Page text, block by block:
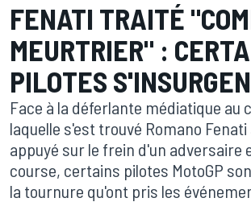
FENATI TRAITÉ
MEURTRIER" :
PILOTES
Face à la déferlante médiatique au
laquelle s'est trouvé Romano
appuyé sur le frein d'un adversaire
course, certains pilotes MotoGP
la tournure qu'ont pris les